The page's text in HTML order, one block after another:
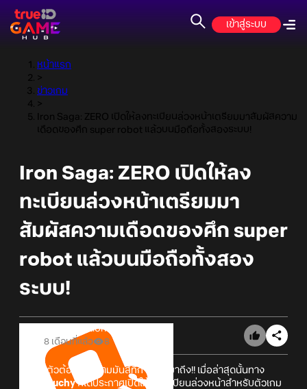
เข้าสู่ระบบ
หน้าแรก
>
ข่าวเกม
>
Iron Saga: ZERO เปิดให้ลงทะเบียนล่วงหน้าเตรียมมาสัมผัสความ
เดือดของศึก super robot แล้วบนมือถือทั้งสองระบบ!
Iron Saga: ZERO เปิดให้ลง
ทะเบียนล่วงหน้าเตรียมมา
สัมผัสความเดือดของศึก super
robot แล้วบนมือถือทั้งสอง
ระบบ!
Online Station
8 เดือนที่แล้ว
8
เตรียมตัวต้อนรับความมันส์ที่กำลังจะมาถึง!! เมื่อล่าสุดนั้นทาง
Gameduchyก็ได้ประกาศเปิดให้ลงทะเบียนล่วงหน้าสำหรับตัวเกม